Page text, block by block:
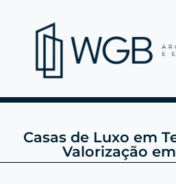
Casas de Luxo em
Valorização